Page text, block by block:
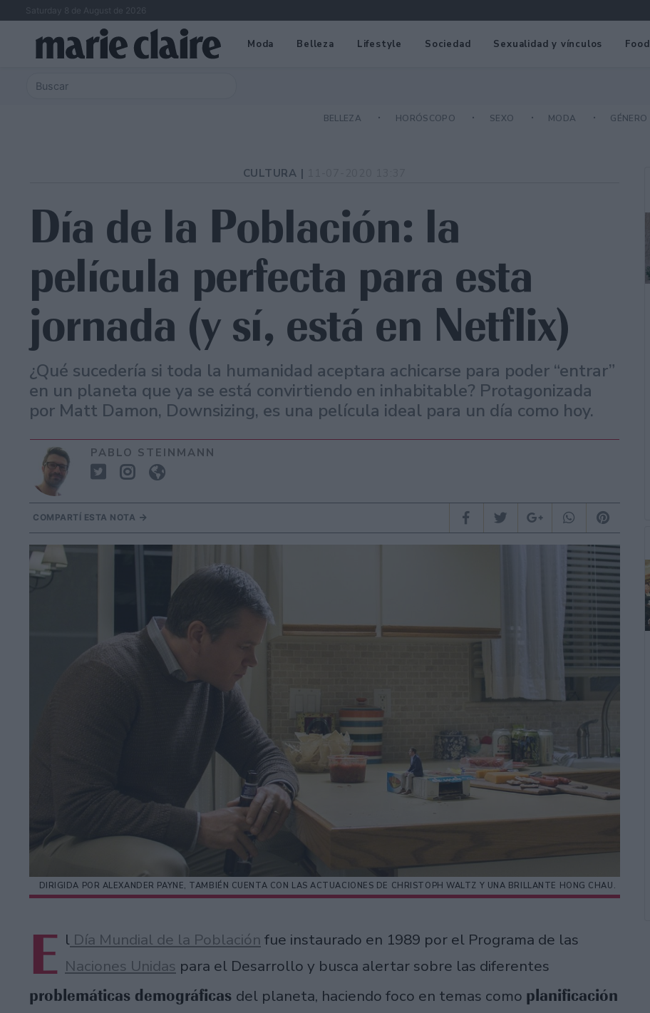
Saturday 8 de August de 2026
Moda Belleza Lifestyle Sociedad Sexualidad y vínculos Food
BELLEZA HORÓSCOPO SEXO MODA GÉNERO
CULTURA |
Día de la Población: la
película perfecta para esta
jornada (y sí, está en Netflix)
¿Qué sucedería si toda la humanidad aceptara achicarse para poder “entrar”
en un planeta que ya se está convirtiendo en inhabitable? Protagonizada
por Matt Damon, Downsizing, es una película ideal para un día como hoy.
PABLO STEINMANN
COMPARTÍ ESTA NOTA
DIRIGIDA POR ALEXANDER PAYNE, TAMBIÉN CUENTA CON LAS ACTUACIONES DE CHRISTOPH WALTZ Y UNA BRILLANTE HONG CHAU.
E l Día Mundial de la Población fue instaurado en 1989 por el Programa de las
Naciones Unidas para el Desarrollo y busca alertar sobre las diferentes
problemáticas demográficas del planeta, haciendo foco en temas como planificación